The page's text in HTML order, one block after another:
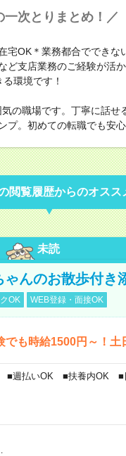
次とりまとめ！／
宅OK＊業務都合ででき
ど支店業務のご経験が活
環境です！
の職場です。丁寧に話せ
プ。初めての転職でも安
閲覧履歴からのオスス
未読
ゃんのお散歩付き
OK WEB登録・面接OK
も時給1500円～！土
■週払いOK ■扶養内OK ■